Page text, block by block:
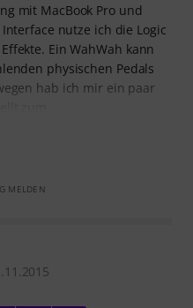
mit MacBook Pro und
nutze ich die Logic
Ein WahWah kann
physischen Pedals
hab ich mir ein paar
MELDEN